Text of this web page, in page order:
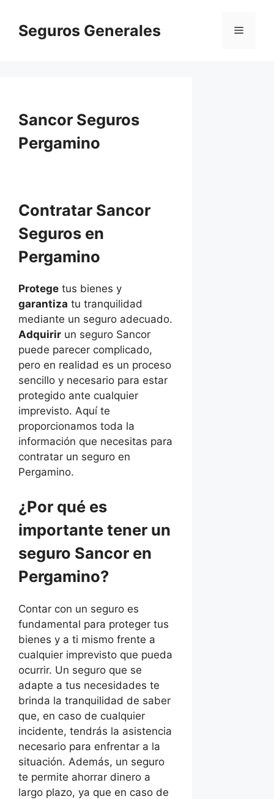
contenido
Seguros Generales Menú
Sancor Seguros
Pergamino
Contratar Sancor
Seguros en
Pergamino
Protege tus bienes y
garantiza tu tranquilidad
mediante un seguro adecuado.
Adquirir un seguro Sancor
puede parecer complicado,
pero en realidad es un proceso
sencillo y necesario para estar
protegido ante cualquier
imprevisto. Aquí te
proporcionamos toda la
información que necesitas para
contratar un seguro en
Pergamino.
¿Por qué es
importante tener un
seguro Sancor en
Pergamino?
Contar con un seguro es
fundamental para proteger tus
bienes y a ti mismo frente a
cualquier imprevisto que pueda
ocurrir. Un seguro que se
adapte a tus necesidades te
brinda la tranquilidad de saber
que, en caso de cualquier
incidente, tendrás la asistencia
necesario para enfrentar a la
situación. Además, un seguro
te permite ahorrar dinero a
largo plazo, ya que en caso de